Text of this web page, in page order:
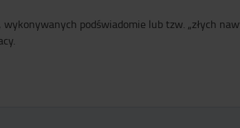
podświadomie lub tzw. „złych